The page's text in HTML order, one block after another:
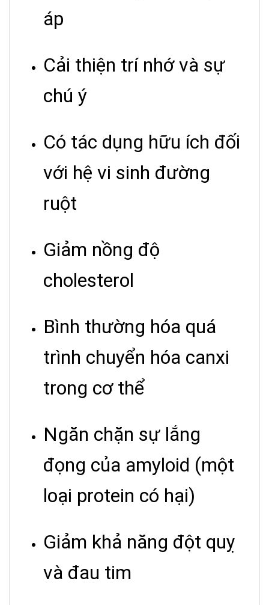
áp
Cải thiện trí nhớ và sự
chú ý
Có tác dụng hữu ích đối
với hệ vi sinh đường
ruột
Giảm nồng độ
cholesterol
Bình thường hóa quá
trình chuyển hóa canxi
trong cơ thể
Ngăn chặn sự lắng
đọng của amyloid (một
loại protein có hại)
Giảm khả năng đột quỵ
và đau tim